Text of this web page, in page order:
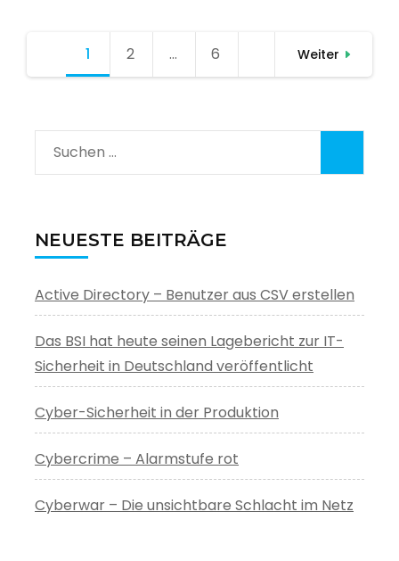
Seitennummerierung
1 Seite
2 … Seite
6 Weiter
Suchen
nach:
NEUESTE BEITRÄGE
Active Directory – Benutzer aus CSV erstellen
Das BSI hat heute seinen Lagebericht zur IT-
Sicherheit in Deutschland veröffentlicht
Cyber-Sicherheit in der Produktion
Cybercrime – Alarmstufe rot
Cyberwar – Die unsichtbare Schlacht im Netz